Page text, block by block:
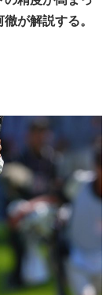
が解説する。